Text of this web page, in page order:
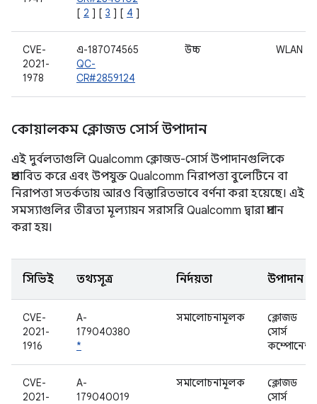
[ 2 ] [ 3 ] [ 4 ]
CVE-
2021-
1978
এ-187074565
QC-
CR#2859124
উচ্চ WLAN
কোয়ালকম ক্লোজড সোর্স উপাদান
এই দুর্বলতাগুলি Qualcomm ক্লোজড-সোর্স উপাদানগুলিকে
প্রভাবিত করে এবং উপযুক্ত Qualcomm নিরাপত্তা বুলেটিনে বা
নিরাপত্তা সতর্কতায় আরও বিস্তারিতভাবে বর্ণনা করা হয়েছে। এই
সমস্যাগুলির তীব্রতা মূল্যায়ন সরাসরি Qualcomm দ্বারা প্রদান
করা হয়।
সিভিই তথ্যসূত্র নির্দয়তা উপাদান
CVE-
2021-
1916
A-
179040380
*
সমালোচনামূলক
ক্লোজড
সোর্স
কম্পোনেন্ট
CVE-
2021-
A-
179040019
সমালোচনামূলক
ক্লোজড
সোর্স